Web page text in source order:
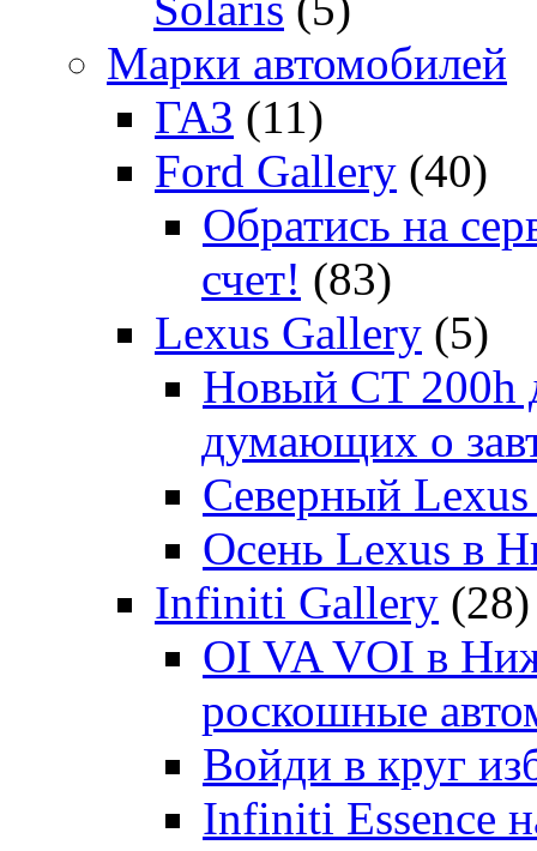
Марки автомобилей
ГАЗ (11)
Ford Gallery (40)
Обратись на
счет! (83)
Lexus Gallery (5)
Новый CT 200h
думающих о
Северный Lexus
Осень Lexus в
Infiniti Gallery (28)
OI VA VOI в
роскошные
Войди в круг
Infiniti Essence